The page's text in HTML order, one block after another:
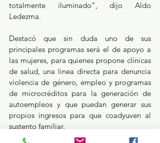
totalmente iluminado", dijo Aldo
Ledezma.
Destacó que sin duda uno de sus
principales programas será el de apoyo a
las mujeres, para quienes propone clínicas
de salud, una linea directa para denuncia
violencia de género, empleo y programas
de microcréditos para la generación de
autoempleos y que puedan generar sus
propios ingresos para que coadyuven al
sustento familiar.
ELECCIONES EDOMEX 2024